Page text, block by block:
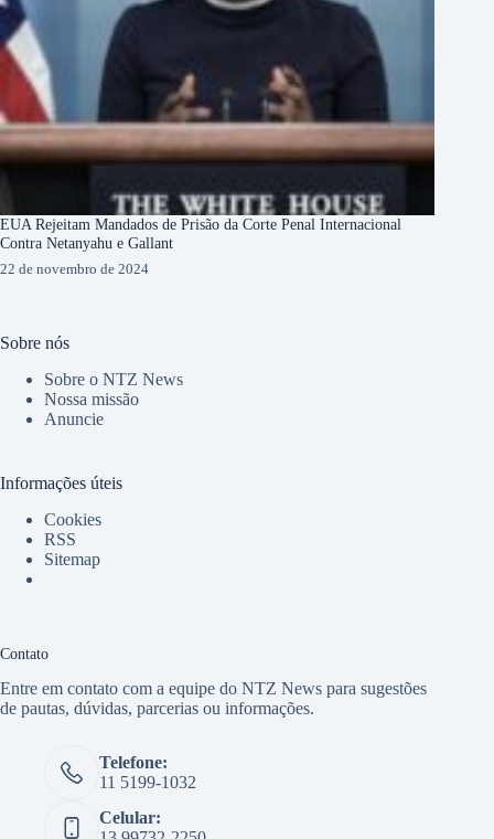
EUA Rejeitam Mandados de Prisão da Corte Penal Internacional
Contra Netanyahu e Gallant
22 de novembro de 2024
Sobre nós
Sobre o NTZ News
Nossa missão
Anuncie
Informações úteis
Cookies
RSS
Sitemap
Contato
Entre em contato com a equipe do NTZ News para sugestões
de pautas, dúvidas, parcerias ou informações.
Telefone:
11 5199-1032
Celular: